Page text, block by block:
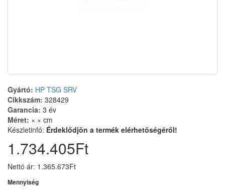
Gyártó: HP TSG SRV
Cikkszám: 328429
Garancia: 3 év
Méret: × × cm
Készletinfó: Érdeklődjön a termék elérhetőségéről!
1.734.405Ft
Nettó ár: 1.365.673Ft
Mennyiség